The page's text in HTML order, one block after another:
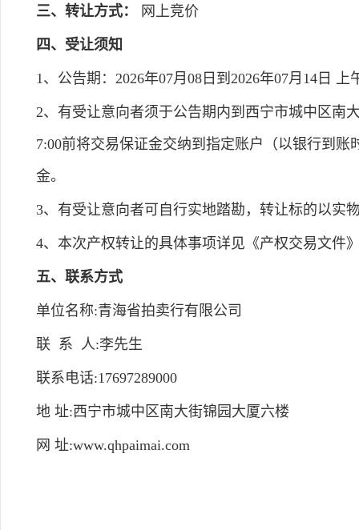
三、转让方式： 网上竞价
四、受让须知
1、公告期：2026年07月08日到2026年07月14日 上
2、有受让意向者须于公告期内到西宁市城中区南
7:00前将交易保证金交纳到指定账户（以银行到
金。
3、有受让意向者可自行实地踏勘，转让标的以实
4、本次产权转让的具体事项详见《产权交易文件
五、联系方式
单位名称:青海省拍卖行有限公司
联 系 人:李先生
联系电话:17697289000
地 址:西宁市城中区南大街锦园大厦六楼
网 址:www.qhpaimai.com